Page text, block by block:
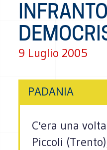
9 Luglio 2005
PADANIA
C'era una
Piccoli